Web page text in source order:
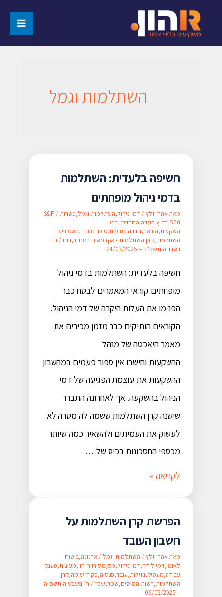
השתלמות וגמל
חשיפה בלעדית: השתלמות
בדמי ניהול מופחתים
מאתאהרן זלץ/דמי ניהול,השתלמות וגמל,כשרות/
S&P
500
,בד"ץ העדה החרדית,בתי
השקעות,הוראה,חברה,מדעים,סיכון מוגבר,פאסיבי,קרן
השתלמות,קרן השתלמות לאקדמאים במח"ר,רוח/ כ״ד
באדר ה׳תשפ״ה – 24/03/2025
חשיפה בלעדית: השתלמות בדמי ניהול
מופחתים קוראי המאמרים לבטח כבר
הפנימו את העלות היקרה של דמי הניהול.
הקוראים הותיקים כבר מזמן מכירים את
מאמר היאכטה של מנהל
ההשקעות וחישבו אין ספור פעמים במחשבון
ההשקעות את עוצמת הפגיעה של דמי
הניהול בהשקעה. ​אך לאחרונה התברר
שישנה קרן השתלמות​ ששמה לה מטרה לא
לעשוק את העמיתים ולהשאיר כמה שיותר
מכספי החסכונות בכיס של …
לקריאה »
הפרשת קרן השתלמות על
חשבון העובד
מאתאהרן זלץ/השתלמות וגמל/ ארנונה,ביטוח
לאומי,דמי לידה,דמי ניהול,מס,מס רווח הון,מעונות,מענק
עבודה,מעסיק,נזילות,עובד,פנסיה,פקיד שומה,קרן
השתלמות,רשות המיסים,שכיר,שכר/ח׳ בשבט ה׳תשפ״ה